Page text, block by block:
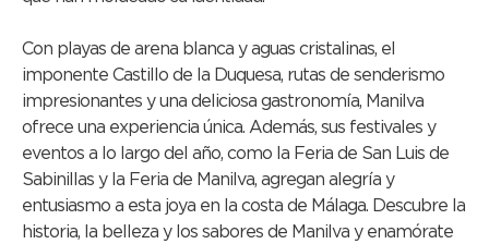
Con playas de arena blanca y aguas cristalinas, el
imponente Castillo de la Duquesa, rutas de senderismo
impresionantes y una deliciosa gastronomía, Manilva
ofrece una experiencia única. Además, sus festivales y
eventos a lo largo del año, como la Feria de San Luis de
Sabinillas y la Feria de Manilva, agregan alegría y
entusiasmo a esta joya en la costa de Málaga. Descubre la
historia, la belleza y los sabores de Manilva y enamórate